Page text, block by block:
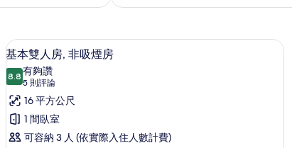
顯
示
基
本
雙
人
客房內保險箱、書桌、免費無線上網
6
基本雙人房, 非吸煙房
8.88.8 分，滿分 10 分
有夠讚
5 則評論
(5
則
評
論)
16 平方公尺
1 間臥室
可容納 3 人 (依實際入住人數計費)